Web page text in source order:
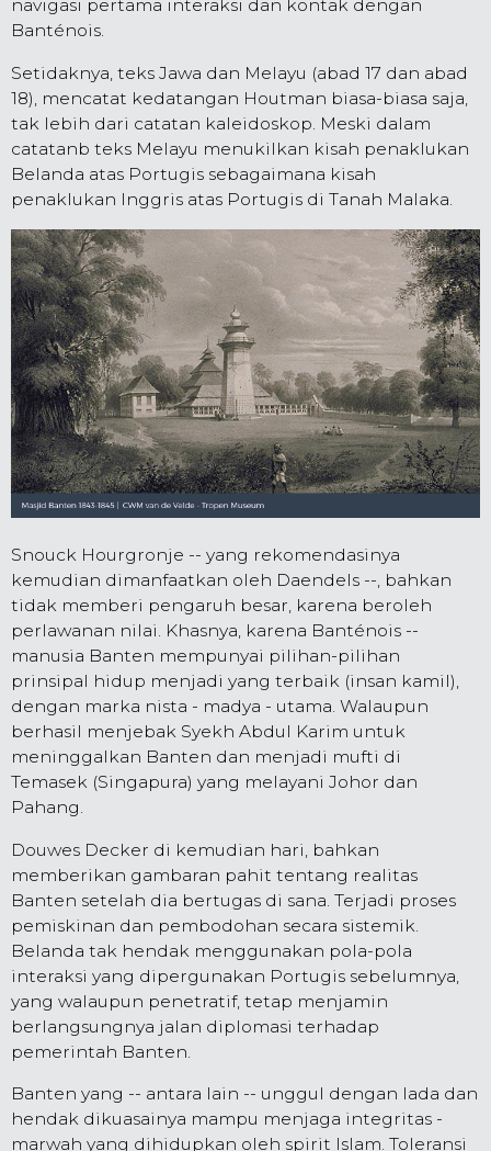
navigasi pertama interaksi dan kontak dengan
Banténois.
Setidaknya, teks Jawa dan Melayu (abad 17 dan abad
18), mencatat kedatangan Houtman biasa-biasa saja,
tak lebih dari catatan kaleidoskop. Meski dalam
catatanb teks Melayu menukilkan kisah penaklukan
Belanda atas Portugis sebagaimana kisah
penaklukan Inggris atas Portugis di Tanah Malaka.
Snouck Hourgronje -- yang rekomendasinya
kemudian dimanfaatkan oleh Daendels --, bahkan
tidak memberi pengaruh besar, karena beroleh
perlawanan nilai. Khasnya, karena Banténois --
manusia Banten mempunyai pilihan-pilihan
prinsipal hidup menjadi yang terbaik (insan kamil),
dengan marka nista - madya - utama. Walaupun
berhasil menjebak Syekh Abdul Karim untuk
meninggalkan Banten dan menjadi mufti di
Temasek (Singapura) yang melayani Johor dan
Pahang.
Douwes Decker di kemudian hari, bahkan
memberikan gambaran pahit tentang realitas
Banten setelah dia bertugas di sana. Terjadi proses
pemiskinan dan pembodohan secara sistemik.
Belanda tak hendak menggunakan pola-pola
interaksi yang dipergunakan Portugis sebelumnya,
yang walaupun penetratif, tetap menjamin
berlangsungnya jalan diplomasi terhadap
pemerintah Banten.
Banten yang -- antara lain -- unggul dengan lada dan
hendak dikuasainya mampu menjaga integritas -
marwah yang dihidupkan oleh spirit Islam. Toleransi